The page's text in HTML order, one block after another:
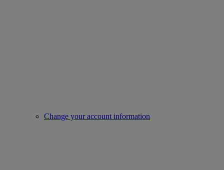
Change your account information